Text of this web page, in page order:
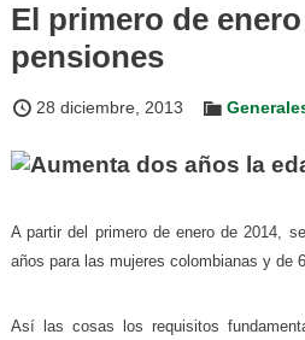
El primero de
pensiones
28 diciembre, 2013
A partir del primero de enero de 2014,
años para las mujeres colombianas y de
Así las cosas los requisitos